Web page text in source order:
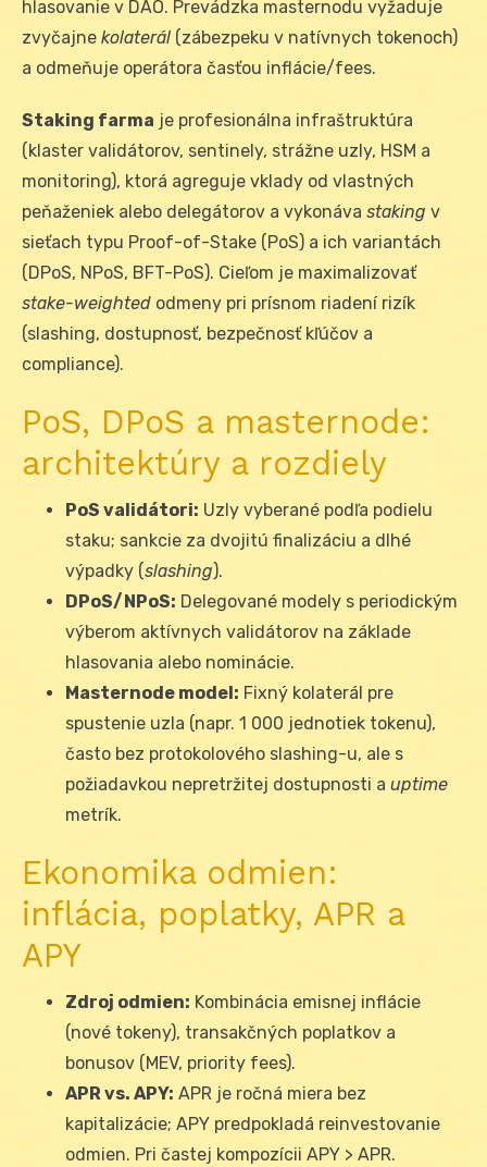
hlasovanie v DAO. Prevádzka masternodu vyžaduje
zvyčajne kolaterál (zábezpeku v natívnych tokenoch)
a odmeňuje operátora časťou inflácie/fees.
Staking farma je profesionálna infraštruktúra
(klaster validátorov, sentinely, strážne uzly, HSM a
monitoring), ktorá agreguje vklady od vlastných
peňaženiek alebo delegátorov a vykonáva staking v
sieťach typu Proof-of-Stake (PoS) a ich variantách
(DPoS, NPoS, BFT-PoS). Cieľom je maximalizovať
stake-weighted odmeny pri prísnom riadení rizík
(slashing, dostupnosť, bezpečnosť kľúčov a
compliance).
PoS, DPoS a masternode:
architektúry a rozdiely
PoS validátori: Uzly vyberané podľa podielu
staku; sankcie za dvojitú finalizáciu a dlhé
výpadky (slashing).
DPoS/NPoS: Delegované modely s periodickým
výberom aktívnych validátorov na základe
hlasovania alebo nominácie.
Masternode model: Fixný kolaterál pre
spustenie uzla (napr. 1 000 jednotiek tokenu),
často bez protokolového slashing-u, ale s
požiadavkou nepretržitej dostupnosti a uptime
metrík.
Ekonomika odmien:
inflácia, poplatky, APR a
APY
Zdroj odmien: Kombinácia emisnej inflácie
(nové tokeny), transakčných poplatkov a
bonusov (MEV, priority fees).
APR vs. APY: APR je ročná miera bez
kapitalizácie; APY predpokladá reinvestovanie
odmien. Pri častej kompozícii APY > APR.